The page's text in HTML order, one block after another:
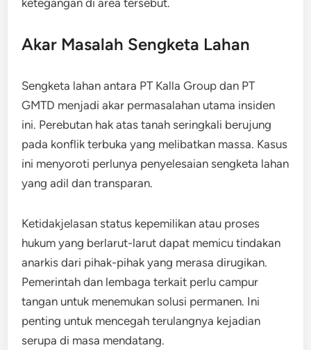
Akar Masalah Sengketa Lahan
Sengketa lahan antara PT Kalla Group dan PT
GMTD menjadi akar permasalahan utama insiden
ini. Perebutan hak atas tanah seringkali berujung
pada konflik terbuka yang melibatkan massa. Kasus
ini menyoroti perlunya penyelesaian sengketa lahan
yang adil dan transparan.
Ketidakjelasan status kepemilikan atau proses
hukum yang berlarut-larut dapat memicu tindakan
anarkis dari pihak-pihak yang merasa dirugikan.
Pemerintah dan lembaga terkait perlu campur
tangan untuk menemukan solusi permanen. Ini
penting untuk mencegah terulangnya kejadian
serupa di masa mendatang.